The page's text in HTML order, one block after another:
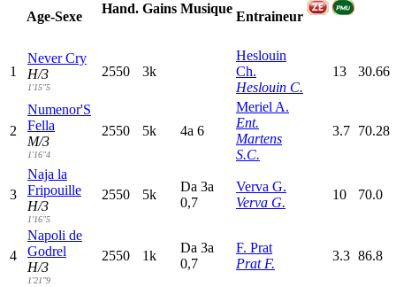
Age-Sexe
Hand. Gains Musique
Entraineur
1
Never Cry
H/3
1'15"5
2550 3k
Heslouin
Ch.
Heslouin C.
13 30.66
2
Numenor'S
Fella
M/3
1'16"4
2550 5k 4a 6
Meriel A.
Ent.
Martens
S.C.
3.7 70.28
3
Naja la
Fripouille
H/3
1'16"5
2550 5k
Da 3a
0,7
Verva G.
Verva G.
10 70.0
4
Napoli de
Godrel
H/3
1'21"9
2550 1k
Da 3a
0,7
F. Prat
Prat F.
3.3 86.8